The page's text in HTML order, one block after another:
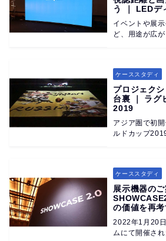
う ｜ LEDデ
イベントや展
ど、用途が広
ケーススタディ
プロジェク
台裏 ｜ ラグ
2019
アジア圏で初
ルドカップ
ケーススタディ
展示機器のご
の価値を再考
2022年1月20
ムにて開催さ